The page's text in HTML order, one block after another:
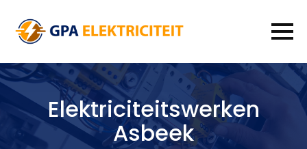
Elektriciteitswerken
Asbeek